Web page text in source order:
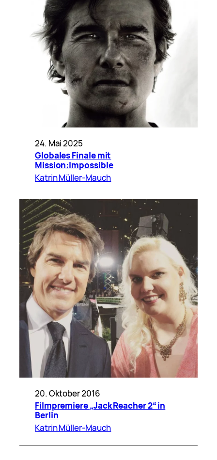
24. Mai 2025
Globales Finale mit
Mission:Impossible
Katrin Müller-Mauch
20. Oktober 2016
Filmpremiere „Jack Reacher 2“ in
Berlin
Katrin Müller-Mauch